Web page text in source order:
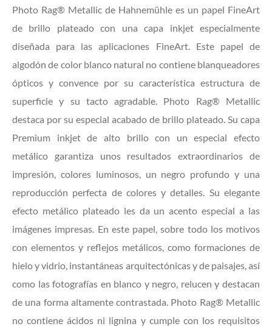
Photo Rag® Metallic de Hahnemühle es un papel FineArt
de brillo plateado con una capa inkjet especialmente
diseñada para las aplicaciones FineArt. Este papel de
algodón de color blanco natural no contiene blanqueadores
ópticos y convence por su característica estructura de
superficie y su tacto agradable. Photo Rag® Metallic
destaca por su especial acabado de brillo plateado. Su capa
Premium inkjet de alto brillo con un especial efecto
metálico garantiza unos resultados extraordinarios de
impresión, colores luminosos, un negro profundo y una
reproducción perfecta de colores y detalles. Su elegante
efecto metálico plateado les da un acento especial a las
imágenes impresas. En este papel, sobre todo los motivos
con elementos y reflejos metálicos, como formaciones de
hielo y vidrio, instantáneas arquitectónicas y de paisajes, así
como las fotografías en blanco y negro, relucen y destacan
de una forma altamente contrastada. Photo Rag® Metallic
no contiene ácidos ni lignina y cumple con los requisitos